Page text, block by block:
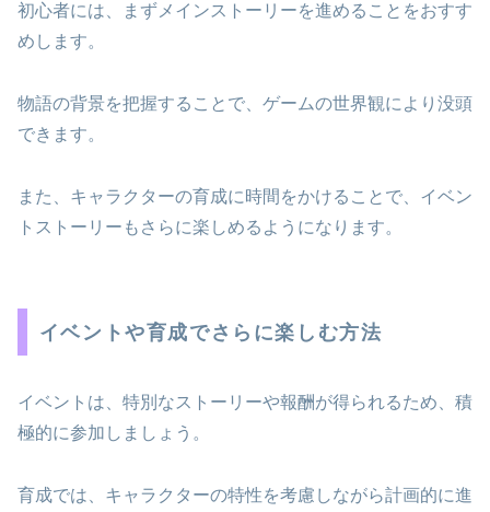
初心者には、まずメインストーリーを進めることをおすす
めします。
物語の背景を把握することで、ゲームの世界観により没頭
できます。
また、キャラクターの育成に時間をかけることで、イベン
トストーリーもさらに楽しめるようになります。
イベントや育成でさらに楽しむ方法
イベントは、特別なストーリーや報酬が得られるため、積
極的に参加しましょう。
育成では、キャラクターの特性を考慮しながら計画的に進